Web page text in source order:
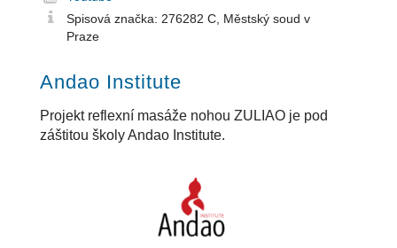
Spisová značka: 276282 C, Městský soud v
Praze
Andao Institute
Projekt reflexní masáže nohou ZULIAO je pod
záštitou školy Andao Institute.